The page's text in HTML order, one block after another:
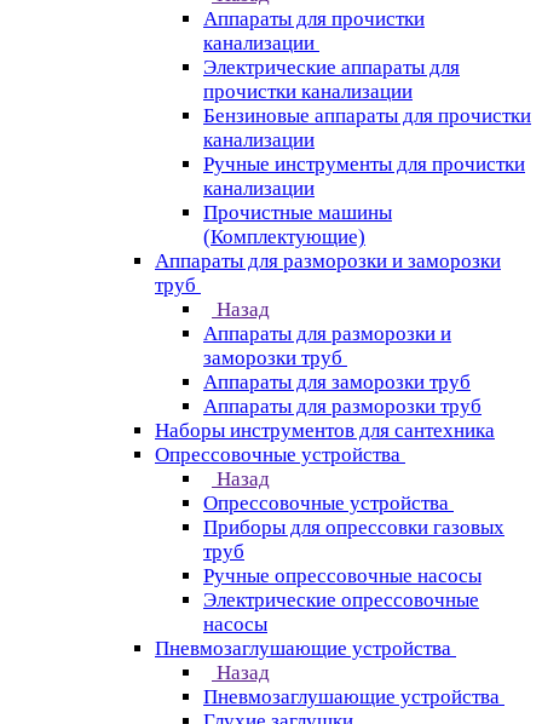
Аппараты для прочистки
канализации
Электрические аппараты для
прочистки канализации
Бензиновые аппараты для прочистки
канализации
Ручные инструменты для прочистки
канализации
Прочистные машины
(Комплектующие)
Аппараты для разморозки и заморозки
труб
Назад
Аппараты для разморозки и
заморозки труб
Аппараты для заморозки труб
Аппараты для разморозки труб
Наборы инструментов для сантехника
Опрессовочные устройства
Назад
Опрессовочные устройства
Приборы для опрессовки газовых
труб
Ручные опрессовочные насосы
Электрические опрессовочные
насосы
Пневмозаглушающие устройства
Назад
Пневмозаглушающие устройства